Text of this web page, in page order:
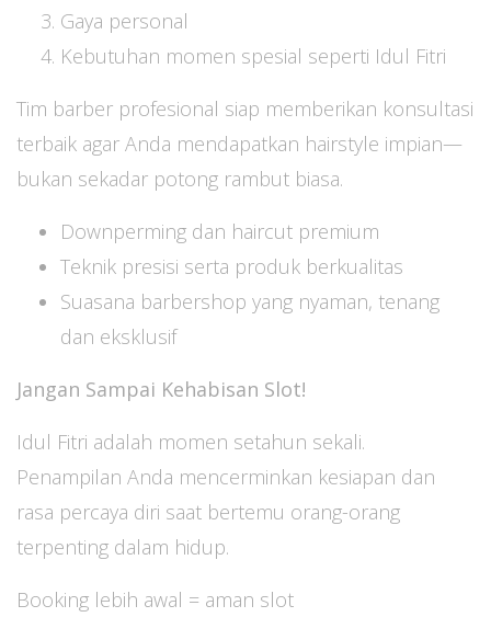
Gaya personal
Kebutuhan momen spesial seperti Idul Fitri
Tim barber profesional siap memberikan konsultasi
terbaik agar Anda mendapatkan hairstyle impian—
bukan sekadar potong rambut biasa.
Downperming dan haircut premium
Teknik presisi serta produk berkualitas
Suasana barbershop yang nyaman, tenang
dan eksklusif
Jangan Sampai Kehabisan Slot!
Idul Fitri adalah momen setahun sekali.
Penampilan Anda mencerminkan kesiapan dan
rasa percaya diri saat bertemu orang-orang
terpenting dalam hidup.
Booking lebih awal = aman slot